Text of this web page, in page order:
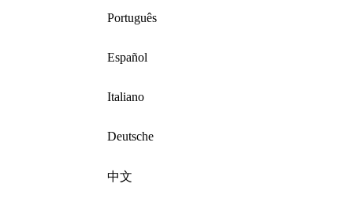
Português
Español
Italiano
Deutsche
中文